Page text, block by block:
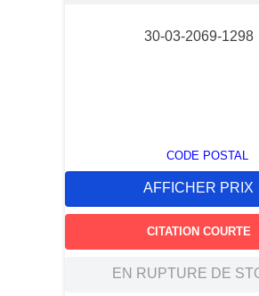
30-03-2069-1298
CODE POSTAL
AFFICHER PRIX
CITATION COURTE
EN RUPTURE DE